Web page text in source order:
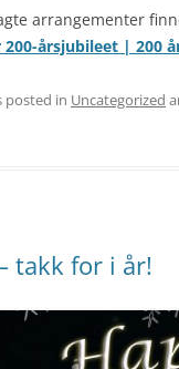
arrangementer
200-årsjubileet | 200
posted in Uncategorized
takk for i år!